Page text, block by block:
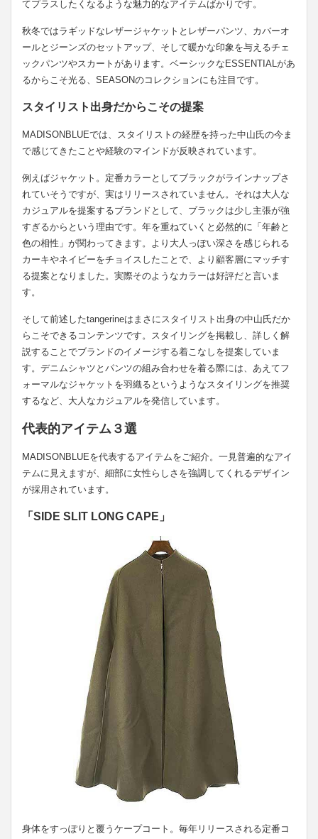
てプラスしたくなるような魅力的なアイテムばかりです。
秋冬ではラギッドなレザージャケットとレザーパンツ、カバーオ
ールとジーンズのセットアップ、そして暖かな印象を与えるチェ
ックパンツやスカートがあります。ベーシックなESSENTIALがあ
るからこそ光る、SEASONのコレクションにも注目です。
スタイリスト出身だからこその提案
MADISONBLUEでは、スタイリストの経歴を持った中山氏の今ま
で感じてきたことや経験のマインドが反映されています。
例えばジャケット。定番カラーとしてブラックがラインナップさ
れていそうですが、実はリリースされていません。それは大人な
カジュアルを提案するブランドとして、ブラックは少し主張が強
すぎるからという理由です。年を重ねていくと必然的に「年齢と
色の相性」が関わってきます。より大人っぽい深さを感じられる
カーキやネイビーをチョイスしたことで、より顧客層にマッチす
る提案となりました。実際そのようなカラーは好評だと言いま
す。
そして前述したtangerineはまさにスタイリスト出身の中山氏だか
らこそできるコンテンツです。スタイリングを掲載し、詳しく解
説することでブランドのイメージする着こなしを提案していま
す。デニムシャツとパンツの組み合わせを着る際には、あえてフ
ォーマルなジャケットを羽織るというようなスタイリングを推奨
するなど、大人なカジュアルを発信しています。
代表的アイテム３選
MADISONBLUEを代表するアイテムをご紹介。一見普遍的なアイ
テムに見えますが、細部に女性らしさを強調してくれるデザイン
が採用されています。
「SIDE SLIT LONG CAPE」
身体をすっぽりと覆うケープコート。毎年リリースされる定番コ